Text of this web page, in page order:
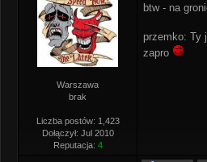
Warszawa
brak
Liczba postów: 1,423
Dołączył: Jul 2010
Reputacja: 4
btw - na
przemko: Ty
zapro